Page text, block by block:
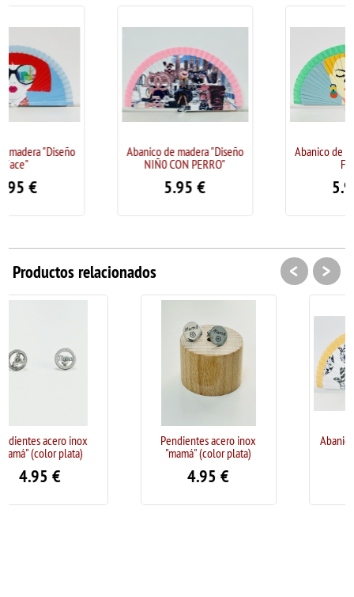
Abanico de madera "Diseño
NIÑ0 CON PERRO"
Abanico de madera "Diseño
Productos relacionados
Pendientes acero inox
"mamá" (color plata)
Abanico de madera diseño
< >